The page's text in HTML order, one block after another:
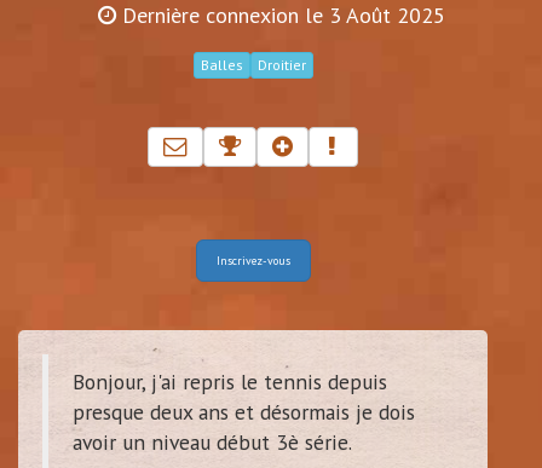
Dernière connexion le 3 Août 2025
Balles Droitier
Inscrivez-vous
Bonjour, j'ai repris le tennis depuis
presque deux ans et désormais je dois
avoir un niveau début 3è série.